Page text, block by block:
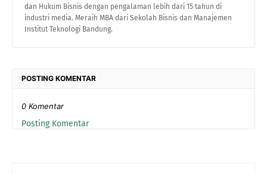
dan Hukum Bisnis dengan pengalaman lebih dari 15 tahun di
industri media. Meraih MBA dari Sekolah Bisnis dan Manajemen
Institut Teknologi Bandung.
POSTING KOMENTAR
0 Komentar
Posting Komentar